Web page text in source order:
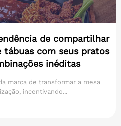
de compartilhar
tábuas com seus pratos
inéditas
marca de transformar a mesa
incentivando...